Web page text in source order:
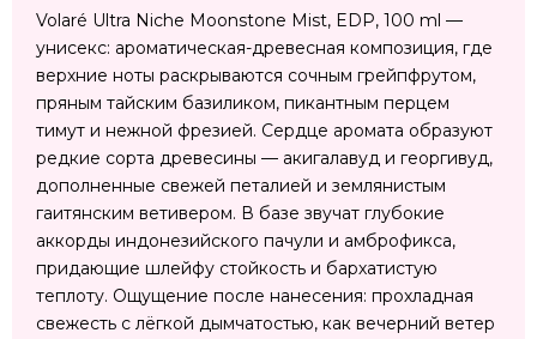
Volaré Ultra Niche Moonstone Mist, EDP, 100 ml —
унисекс: ароматическая-древесная композиция, где
верхние ноты раскрываются сочным грейпфрутом,
пряным тайским базиликом, пикантным перцем
тимут и нежной фрезией. Сердце аромата образуют
редкие сорта древесины — акигалавуд и георгивуд,
дополненные свежей петалией и землянистым
гаитянским ветивером. В базе звучат глубокие
аккорды индонезийского пачули и амброфикса,
придающие шлейфу стойкость и бархатистую
теплоту. Ощущение после нанесения: прохладная
свежесть с лёгкой дымчатостью, как вечерний ветер